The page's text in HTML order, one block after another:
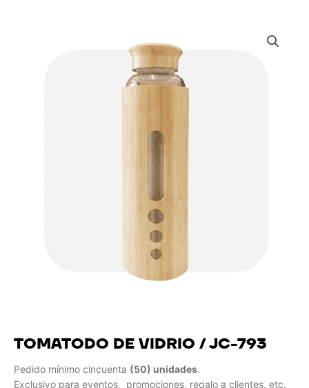
TOMATODO DE VIDRIO / JC-793
Pedido mínimo cincuenta (50) unidades.
Exclusivo para eventos, promociones, regalo a clientes, etc.